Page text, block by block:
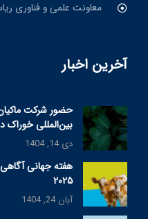
معاونت علمی و فناوری
آخرین اخبار
حضور شرکت
بین‌المللی خوراک
دی 14, 1404
۲۰۲۵
آبان 24, 1404